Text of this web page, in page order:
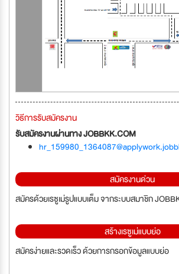
วิธีการรับสมัครงาน
รับสมัครงานผ่านทาง JOBBKK.COM
สมัครงานด่วน
สมัครด้วยเรซูเม่รูปแบบเต็ม จากระบบสมาชิก
สร้างเรซูเม่แบบย่อ
สมัครง่ายและรวดเร็ว ด้วยการกรอกข้อมูลแบบย่อ